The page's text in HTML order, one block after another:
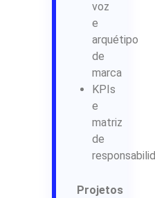
voz
e
arquétipo
de
marca
KPIs
e
matriz
de
Projetos